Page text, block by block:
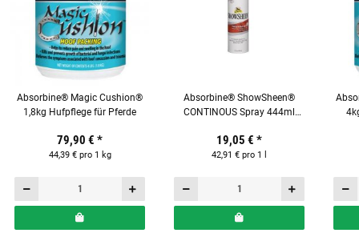
Absorbine® Magic Cushion®
1,8kg Hufpflege für Pferde
79,90 € *
44,39 € pro 1 kg
Absorbine® ShowSheen®
CONTINOUS Spray 444ml
Pferde
19,05 € *
42,91 € pro 1 l